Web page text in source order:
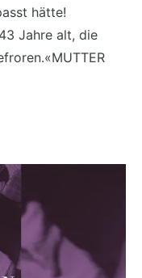
hätte!
Jahre alt, die